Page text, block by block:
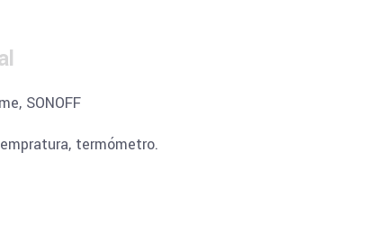
SONOFF
termómetro.